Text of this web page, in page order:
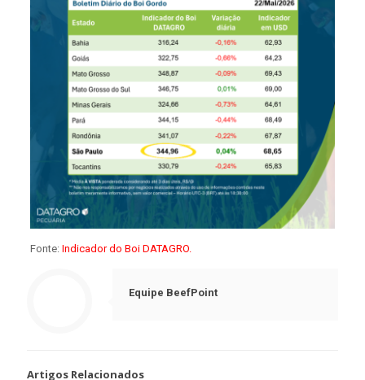
Fonte: Indicador do Boi DATAGRO.
Equipe BeefPoint
Artigos Relacionados